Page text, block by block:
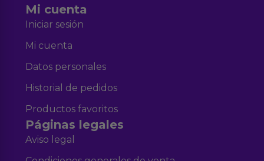
Mi cuenta
Iniciar sesión
Mi cuenta
Datos personales
Historial de pedidos
Productos favoritos
Páginas legales
Aviso legal